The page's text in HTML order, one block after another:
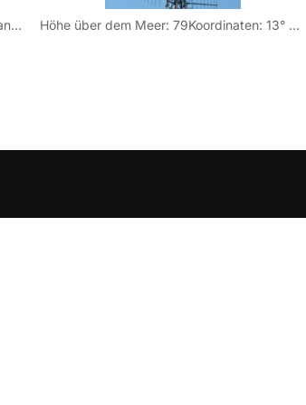
Über dem bekannten Badeort Senigallia an der italienischen Adriaküste in der Region Marche steht dieser Sender, der einen Teil der “Riviera” mit UKW-Radioprogrammen versorgt. Höhe über dem Meer: 79Koordinaten: 13° 09′ 45″ Ost / 43° 44′ 10″ Nord